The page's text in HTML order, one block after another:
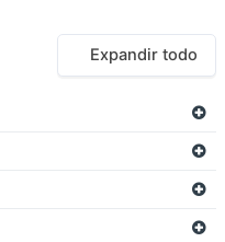
Expandir todo